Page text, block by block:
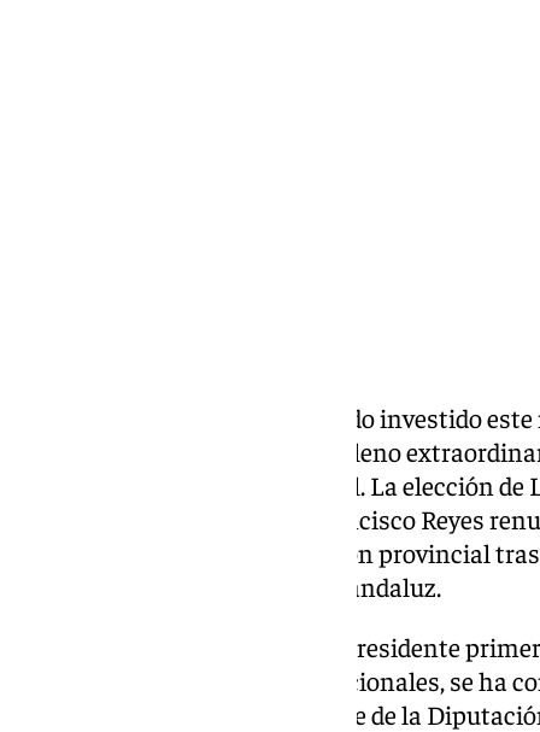
El socialista Juan Latorre ha sido investido
de la Diputación de Jaén en el pleno
sede de la institución provincial. La elección
de que el pasado 5 de junio, Francisco Reyes
presidencia de la Administración provincial
posesión como parlamentario andaluz.
Juan Latorre, hasta ahora vicepresidente
diputado de Relaciones Institucionales, se ha
socialista, en el sexto presidente de la